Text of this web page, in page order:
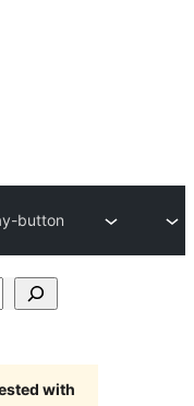
button
with